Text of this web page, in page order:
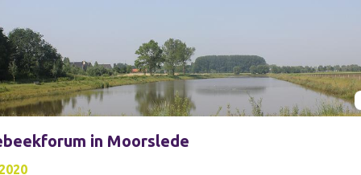
in Moorslede